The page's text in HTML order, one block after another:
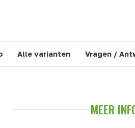
Alle varianten Vragen /
MEER